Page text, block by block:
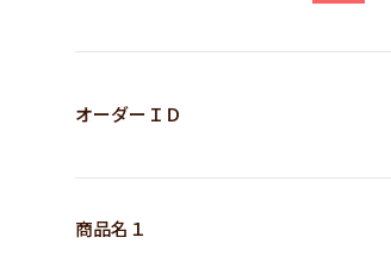
オーダーＩＤ
商品名１